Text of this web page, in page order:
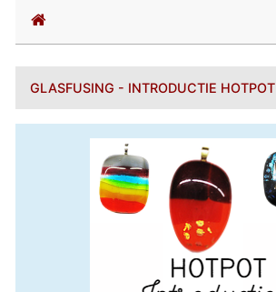
(current)
GLASFUSING - INTRODUCTIE HOTPOT